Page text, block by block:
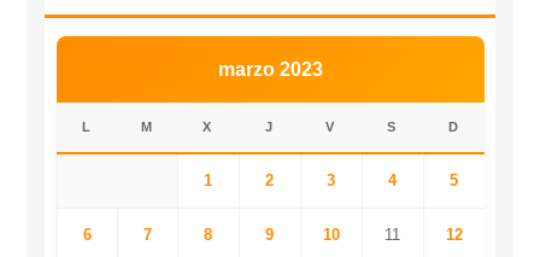
marzo 2023
L M X J V S D
1 2 3 4 5
6 7 8 9 10 11 12